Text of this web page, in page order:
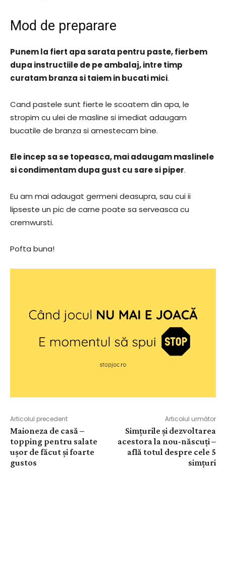
Mod de preparare
Punem la fiert apa sarata pentru paste, fierbem
dupa instructiile de pe ambalaj, intre timp
curatam branza si taiem in bucati mici.
Cand pastele sunt fierte le scoatem din apa, le
stropim cu ulei de masline si imediat adaugam
bucatile de branza si amestecam bine.
Ele incep sa se topeasca, mai adaugam maslinele
si condimentam dupa gust cu sare si piper.
Eu am mai adaugat germeni deasupra, sau cui ii
lipseste un pic de carne poate sa serveasca cu
cremwursti.
Pofta buna!
Articolul precedent
Maioneza de casă –
topping pentru salate
ușor de făcut și foarte
gustos
Articolul următor
Simțurile și dezvoltarea
acestora la nou-născuți –
află totul despre cele 5
simțuri